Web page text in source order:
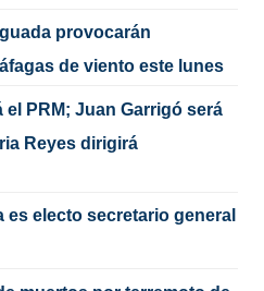
provocarán
de viento este lunes
PRM; Juan Garrigó será
Reyes dirigirá
es electo secretario general